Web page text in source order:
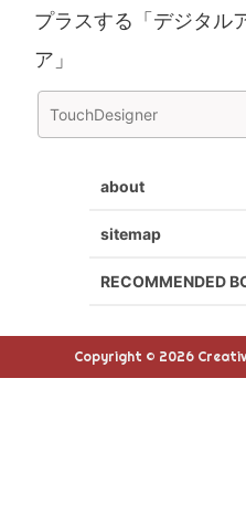
プラスする「デジタル
ア」
about
sitemap
RECOMMENDED
Copyright © 2026